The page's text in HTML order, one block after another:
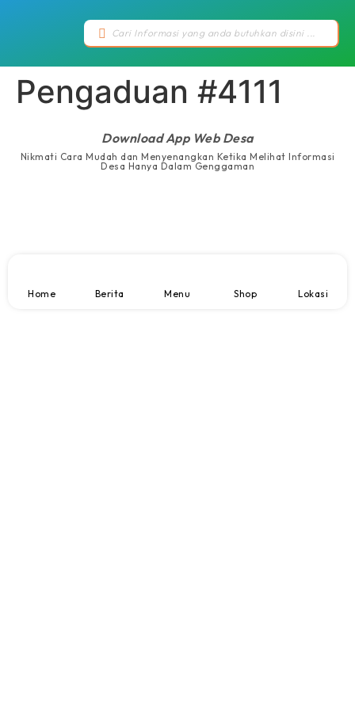
Pengaduan #4111
Download App Web Desa
Nikmati Cara Mudah dan Menyenangkan Ketika Melihat Informasi
Desa Hanya Dalam Genggaman
Home Berita Menu Shop Lokasi